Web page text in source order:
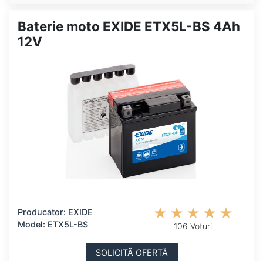
Baterie moto EXIDE ETX5L-BS 4Ah
12V
Producator: EXIDE
Model: ETX5L-BS
106 Voturi
SOLICITĂ OFERTĂ